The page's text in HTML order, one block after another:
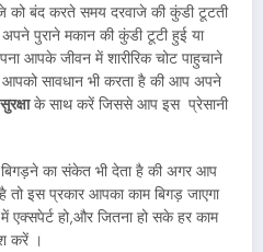
बंद करते समय दरवाजे की कुंडी टूटती
पुराने मकान की कुंडी टूटी हुई या
आपके जीवन में शारीरिक चोट पाहुचाने
सावधान भी करता है की आप अपने
सुरक्षाके साथ करें जिससे आप इस प्रेसानी
का संकेत भी देता है की अगर आप
इस प्रकार आपका काम बिगड़ जाएगा
हो,और जितना हो सके हर काम
करें ।